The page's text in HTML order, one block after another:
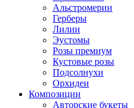
Альстромерии
Герберы
Лилии
Эустомы
Розы премиум
Кустовые розы
Подсолнухи
Орхидеи
Композиции
Авторские букеты